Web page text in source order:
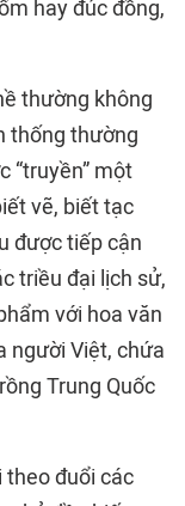
hay đúc đồng,
thường không
thống thường
“truyền” một
vẽ, biết tạc
được tiếp cận
triều đại lịch sử,
với hoa văn
người Việt, chứa
Trung Quốc
theo đuổi các